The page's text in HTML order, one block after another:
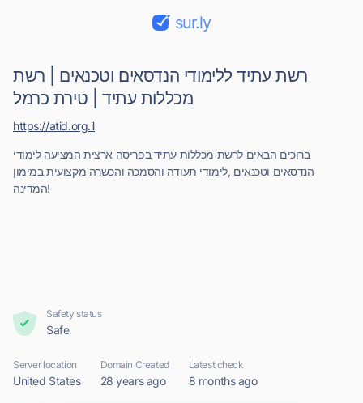
sur.ly
רשת עתיד ללימודי הנדסאים וטכנאים | רשת
מכללות עתיד | טירת כרמל
ברוכים הבאים לרשת מכללות עתיד בפריסה ארצית המציעה לימודי
הנדסאים וטכנאים ,לימודי תעודה והסמכה והכשרה מקצועית במימון
המדינה!
https://atid.org.il
Safety status
Safe
Server location
United States
Domain Created
28 years ago
Latest check
8 months ago